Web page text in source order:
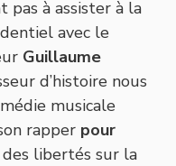
pas à assister à la
avec le
Guillaume
d’histoire nous
musicale
rapper pour
libertés sur la